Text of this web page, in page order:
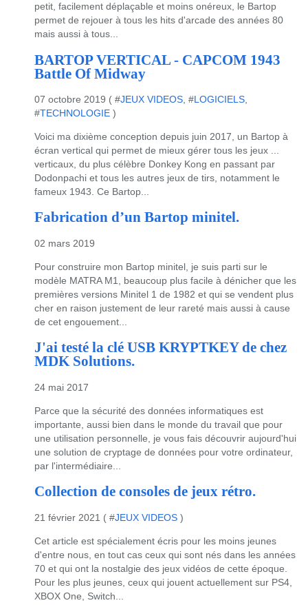
petit, facilement déplaçable et moins onéreux, le Bartop
permet de rejouer à tous les hits d'arcade des années 80
mais aussi à tous...
BARTOP VERTICAL - CAPCOM 1943
Battle Of Midway
07 octobre 2019 ( #JEUX VIDEOS , #LOGICIELS
#TECHNOLOGIE )
Voici ma dixième conception depuis juin 2017, un Bartop à
écran vertical qui permet de mieux gérer tous les jeux ...
verticaux, du plus célèbre Donkey Kong en passant par
Dodonpachi et tous les autres jeux de tirs, notamment le
fameux 1943. Ce Bartop...
Fabrication d’un Bartop minitel.
02 mars 2019
Pour construire mon Bartop minitel, je suis parti sur le
modèle MATRA M1, beaucoup plus facile à dénicher que les
premières versions Minitel 1 de 1982 et qui se vendent plus
cher en raison justement de leur rareté mais aussi à cause
de cet engouement...
J'ai testé la clé USB KRYPTKEY de chez
MDK Solutions.
24 mai 2017
Parce que la sécurité des données informatiques est
importante, aussi bien dans le monde du travail que pour
une utilisation personnelle, je vous fais découvrir aujourd'hui
une solution de cryptage de données pour votre ordinateur,
par l'intermédiaire...
Collection de consoles de jeux rétro.
21 février 2021 ( #JEUX VIDEOS )
Cet article est spécialement écris pour les moins jeunes
d'entre nous, en tout cas ceux qui sont nés dans les années
70 et qui ont la nostalgie des jeux vidéos de cette époque.
Pour les plus jeunes, ceux qui jouent actuellement sur PS4,
XBOX One, Switch...